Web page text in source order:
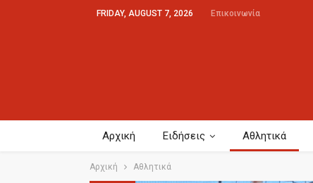
FRIDAY, AUGUST 7, 2026 Επικοινωνία
Αρχική Ειδήσεις Αθλητικά
Αρχική Αθλητικά